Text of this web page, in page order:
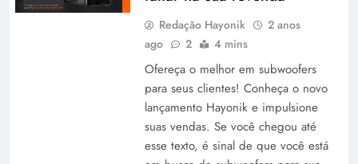
Redação Hayonik
2 anos
ago
2 4 mins
Ofereça o melhor em subwoofers
para seus clientes! Conheça o novo
lançamento Hayonik e impulsione
suas vendas. Se você chegou até
esse texto, é sinal de que você está